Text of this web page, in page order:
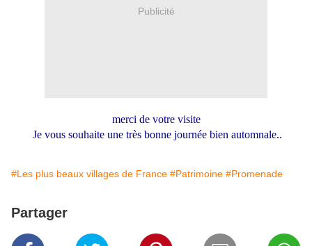
Publicité
merci de votre visite
Je vous souhaite une très bonne journée bien automnale..
#Les plus beaux villages de France #Patrimoine #Promenade
Partager